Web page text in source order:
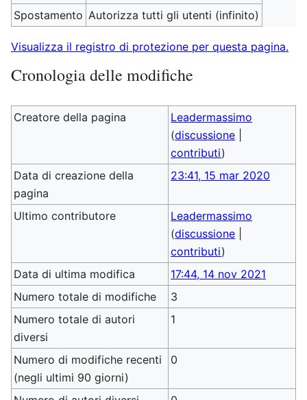
Spostamento Autorizza tutti gli utenti (infinito)
Visualizza il registro di protezione per questa pagina.
Cronologia delle modifiche
Creatore della pagina
Leadermassimo
(discussione
contributi)
Data di creazione della
pagina
23:41, 15 mar 2020
Ultimo contributore
Leadermassimo
(discussione
contributi)
Data di ultima modifica
17:44, 14 nov 2021
Numero totale di modifiche
3
Numero totale di autori
diversi
1
Numero di modifiche recenti
(negli ultimi 90 giorni)
0